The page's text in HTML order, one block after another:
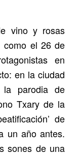
vino y rosas
como el 26 de
en
en la ciudad
parodia de
Txary de la
de
un año antes.
sones de una